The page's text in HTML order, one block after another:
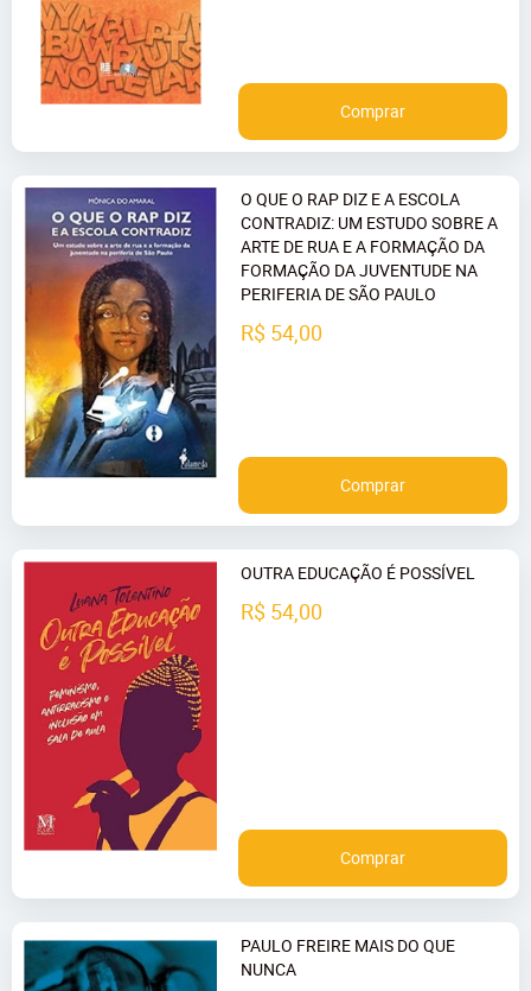
Comprar
O QUE O RAP DIZ E A ESCOLA
CONTRADIZ: UM ESTUDO SOBRE A
ARTE DE RUA E A FORMAÇÃO DA
FORMAÇÃO DA JUVENTUDE NA
PERIFERIA DE SÃO PAULO
R$ 54,00
Comprar
OUTRA EDUCAÇÃO É POSSÍVEL
R$ 54,00
Comprar
PAULO FREIRE MAIS DO QUE
NUNCA